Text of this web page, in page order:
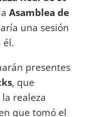
Asamblea de
una sesión
él.
presentes
, que
la realeza
que tomó el